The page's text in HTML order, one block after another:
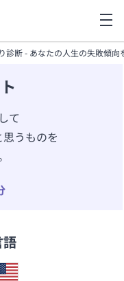
診断 - あなたの人生の失敗傾向
て
うものを